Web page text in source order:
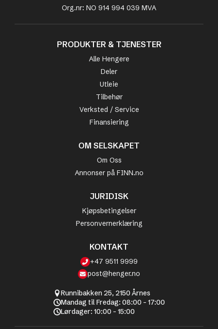
Org.nr: NO 914 994 039 MVA
PRODUKTER & TJENESTER
Alle Hengere
Deler
Utleie
Tilbehør
Verksted / Service
Finansiering
OM SELSKAPET
Om Oss
Annonser på FINN.no
JURIDISK
Kjøpsbetingelser
Personvernerklæring
KONTAKT
+47 9511 9999
post@henger.no
Runnibakken 25, 2150 Årnes
Mandag til Fredag: 08:00 - 17:00
Lørdager: 10:00 - 15:00